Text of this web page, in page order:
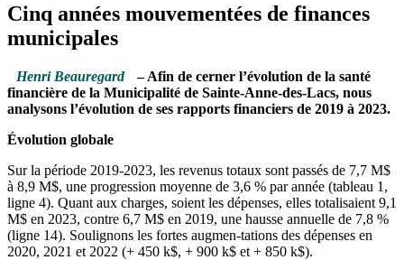
Cinq années mouvementées de finances
municipales
Henri Beauregard
– Afin de cerner l’évolution de la santé
financière de la Municipalité de Sainte-Anne-des-Lacs, nous
analysons l’évolution de ses rapports financiers de 2019 à 2023.
Évolution globale
Sur la période 2019-2023, les revenus totaux sont passés de 7,7 M$
à 8,9 M$, une progression moyenne de 3,6 % par année (tableau 1,
ligne 4). Quant aux charges, soient les dépenses, elles totalisaient 9,1
M$ en 2023, contre 6,7 M$ en 2019, une hausse annuelle de 7,8 %
(ligne 14). Soulignons les fortes augmen-tations des dépenses en
2020, 2021 et 2022 (+ 450 k$, + 900 k$ et + 850 k$).